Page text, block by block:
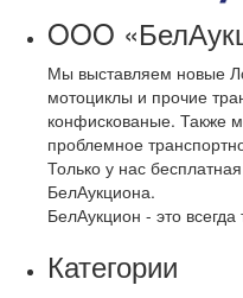
OOO
Мы выставляем новые
мотоциклы и прочие
конфискованые. Также
проблемное
Только у нас
БелАукциона.
БелАукцион - это
Категории